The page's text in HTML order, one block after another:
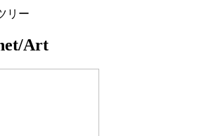
リー
Art